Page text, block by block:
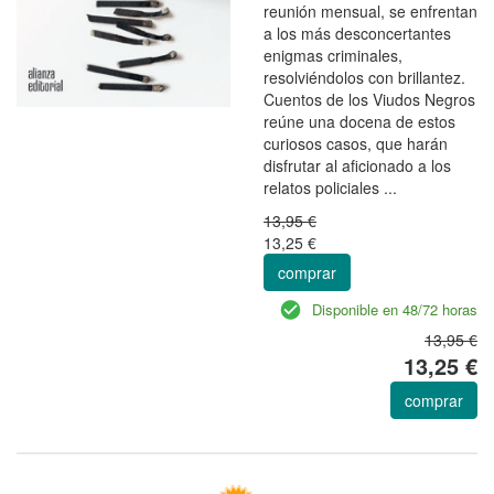
reunión mensual, se enfrentan
a los más desconcertantes
enigmas criminales,
resolviéndolos con brillantez.
Cuentos de los Viudos Negros
reúne una docena de estos
curiosos casos, que harán
disfrutar al aficionado a los
relatos policiales ...
13,95 €
13,25 €
comprar
Disponible en 48/72 horas
13,95 €
13,25 €
comprar